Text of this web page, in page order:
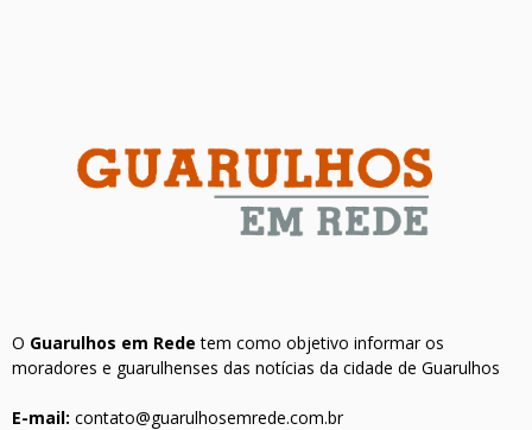
O Guarulhos em Rede tem como objetivo informar os
moradores e guarulhenses das notícias da cidade de Guarulhos
E-mail: contato@guarulhosemrede.com.br